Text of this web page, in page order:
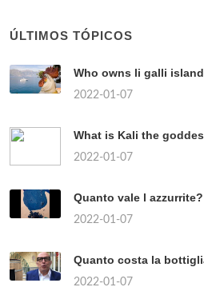
ÚLTIMOS TÓPICOS
Who owns li galli
2022-01-07
What is Kali the
2022-01-07
Quanto vale l azzurrite?
2022-01-07
Quanto costa la
2022-01-07